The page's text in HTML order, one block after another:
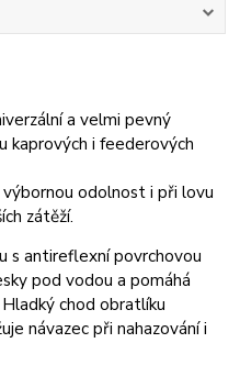
a velmi pevný
kaprových i feederových
odolnost i při lovu
zátěží.
s antireflexní povrchovou
pod vodou a pomáhá
chod obratlíku
návazec při nahazování i